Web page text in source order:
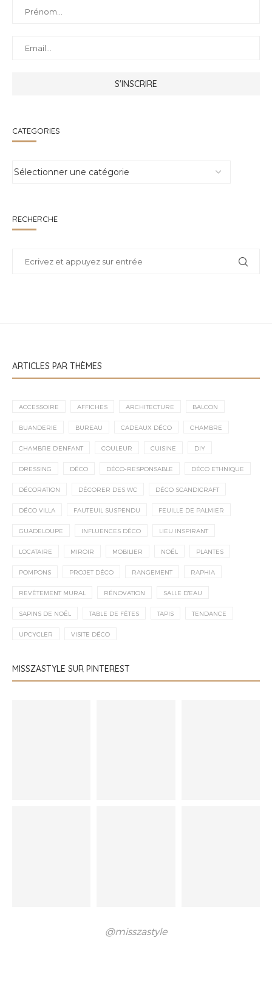
CATEGORIES
RECHERCHE
ARTICLES PAR THÈMES
ACCESSOIRE AFFICHES ARCHITECTURE BALCON
BUANDERIE BUREAU CADEAUX DÉCO CHAMBRE
CHAMBRE D'ENFANT COULEUR CUISINE DIY
DRESSING DÉCO DÉCO-RESPONSABLE DÉCO ETHNIQUE
DÉCORATION DÉCORER DES WC DÉCO SCANDICRAFT
DÉCO VILLA FAUTEUIL SUSPENDU FEUILLE DE PALMIER
GUADELOUPE INFLUENCES DÉCO LIEU INSPIRANT
LOCATAIRE MIROIR MOBILIER NOËL PLANTES
POMPONS PROJET DÉCO RANGEMENT RAPHIA
REVÊTEMENT MURAL RÉNOVATION SALLE D'EAU
SAPINS DE NOËL TABLE DE FÊTES TAPIS TENDANCE
UPCYCLER VISITE DÉCO
MISSZASTYLE SUR PINTEREST
@misszastyle